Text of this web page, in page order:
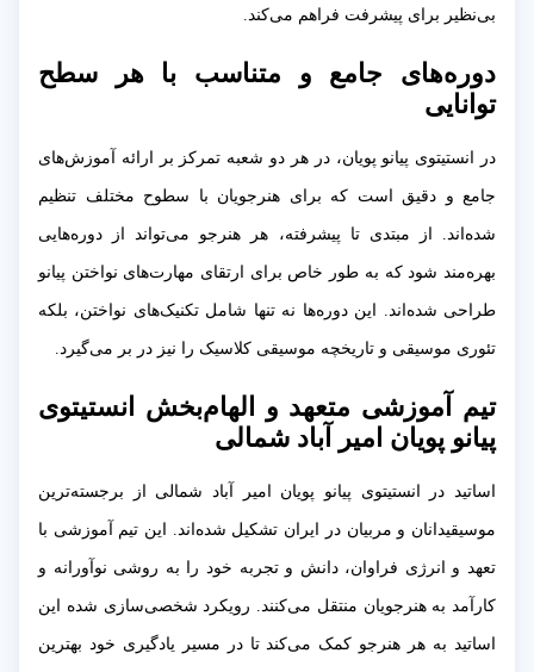
بی‌نظیر برای پیشرفت فراهم می‌کند.
دوره‌های جامع و متناسب با هر سطح
توانایی
در انستیتوی پیانو پویان، در هر دو شعبه تمرکز بر ارائه آموزش‌های
جامع و دقیق است که برای هنرجویان با سطوح مختلف تنظیم
شده‌اند. از مبتدی تا پیشرفته، هر هنرجو می‌تواند از دوره‌هایی
بهره‌مند شود که به طور خاص برای ارتقای مهارت‌های نواختن پیانو
طراحی شده‌اند. این دوره‌ها نه تنها شامل تکنیک‌های نواختن، بلکه
تئوری موسیقی و تاریخچه موسیقی کلاسیک را نیز در بر می‌گیرد.
تیم آموزشی متعهد و الهام‌بخش انستیتوی
پیانو پویان امیر آباد شمالی
اساتید در انستیتوی پیانو پویان امیر آباد شمالی از برجسته‌ترین
موسیقیدانان و مربیان در ایران تشکیل شده‌اند. این تیم آموزشی با
تعهد و انرژی فراوان، دانش و تجربه خود را به روشی نوآورانه و
کارآمد به هنرجویان منتقل می‌کنند. رویکرد شخصی‌سازی شده این
اساتید به هر هنرجو کمک می‌کند تا در مسیر یادگیری خود بهترین